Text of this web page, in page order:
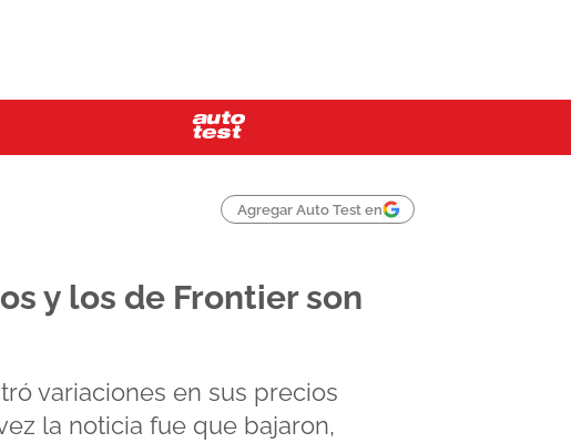
Agregar Auto Test en
y los de Frontier son
variaciones en sus precios
la noticia fue que bajaron,